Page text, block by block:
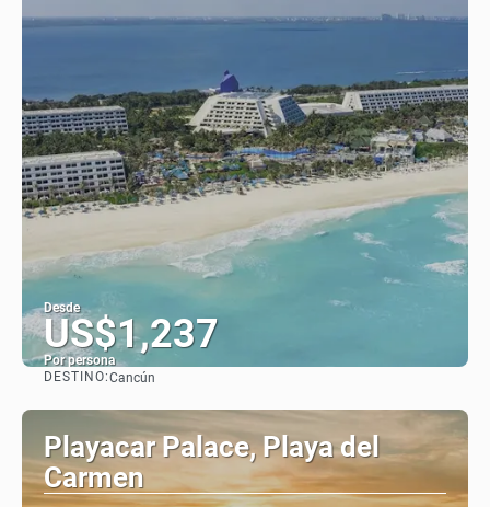
Desde
US$1,237
Por persona
DESTINO:Cancún
Playacar Palace, Playa del
Carmen